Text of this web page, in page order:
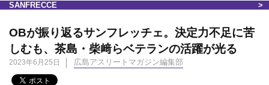
SANFRECCE
OBが振り返るサンフレッチェ。決定力不足に苦
しむも、茶島・柴﨑らベテランの活躍が光る
2023年6月25日 広島アスリートマガジン編集部